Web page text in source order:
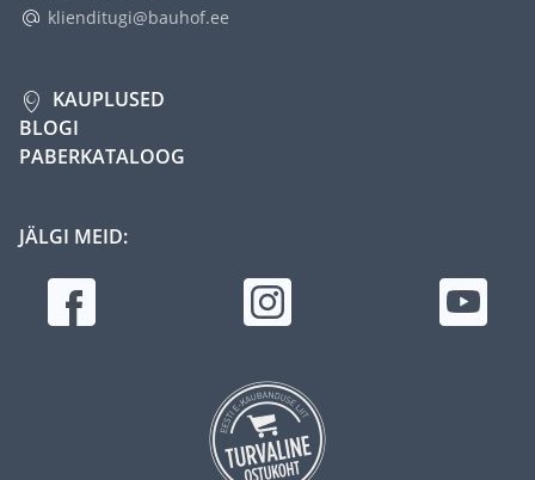
klienditugi@bauhof.ee
KAUPLUSED
BLOGI
PABERKATALOOG
JÄLGI MEID: